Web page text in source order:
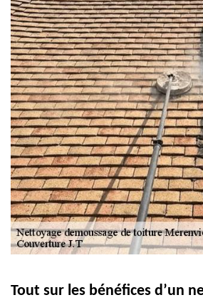
Tout sur les bénéfices d’un